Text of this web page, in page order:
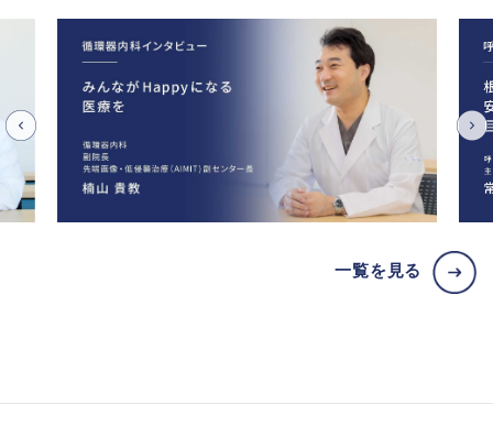
一覧を見る